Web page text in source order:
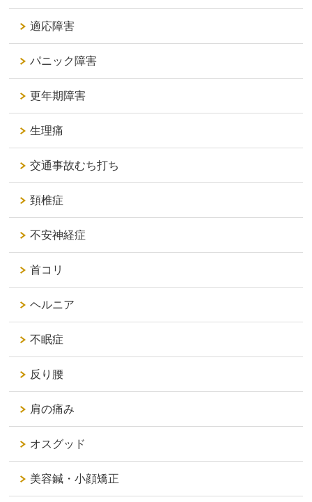
適応障害
パニック障害
更年期障害
生理痛
交通事故むち打ち
頚椎症
不安神経症
首コリ
ヘルニア
不眠症
反り腰
肩の痛み
オスグッド
美容鍼・小顔矯正